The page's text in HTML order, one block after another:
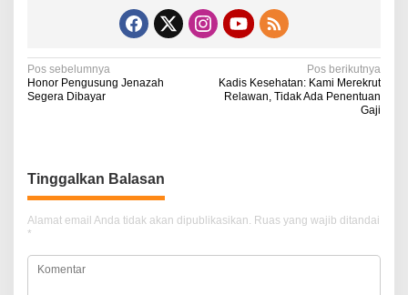
N
a
g
a
s
i
p
Pos sebelumnya
Honor Pengusung Jenazah
Segera Dibayar
Pos berikutnya
Kadis Kesehatan: Kami Merekrut
Relawan, Tidak Ada Penentuan
Gaji
Tinggalkan Balasan
Alamat email Anda tidak akan dipublikasikan. Ruas yang wajib ditandai
*